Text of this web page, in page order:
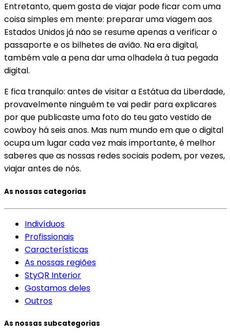
Entretanto, quem gosta de viajar pode ficar com uma
coisa simples em mente: preparar uma viagem aos
Estados Unidos já não se resume apenas a verificar o
passaporte e os bilhetes de avião. Na era digital,
também vale a pena dar uma olhadela à tua pegada
digital.
E fica tranquilo: antes de visitar a Estátua da Liberdade,
provavelmente ninguém te vai pedir para explicares
por que publicaste uma foto do teu gato vestido de
cowboy há seis anos. Mas num mundo em que o digital
ocupa um lugar cada vez mais importante, é melhor
saberes que as nossas redes sociais podem, por vezes,
viajar antes de nós.
As nossas categorias
Indivíduos
Profissionais
Características
As nossas regiões
StyQR Interior
Gostamos deles
Outros
As nossas subcategorias